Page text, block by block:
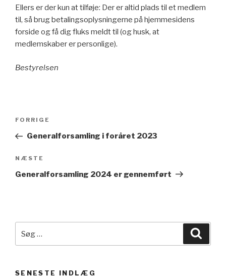
Ellers er der kun at tilføje: Der er altid plads til et medlem
til, så brug betalingsoplysningerne på hjemmesidens
forside og få dig fluks meldt til (og husk, at
medlemskaber er personlige).
Bestyrelsen
FORRIGE
Generalforsamling i foråret 2023
NÆSTE
Generalforsamling 2024 er gennemført
SENESTE INDLÆG